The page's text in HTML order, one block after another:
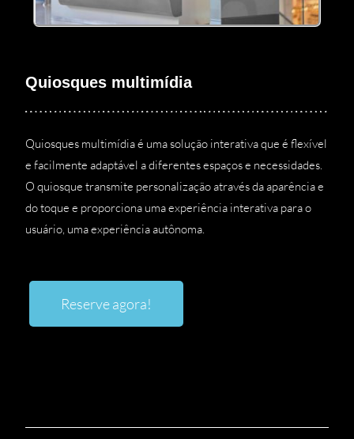
Quiosques multimídia
Quiosques multimídia é uma solução interativa que é flexível
e facilmente adaptável a diferentes espaços e necessidades.
O quiosque transmite personalização através da aparência e
do toque e proporciona uma experiência interativa para o
usuário, uma experiência autônoma.
Reserve agora!